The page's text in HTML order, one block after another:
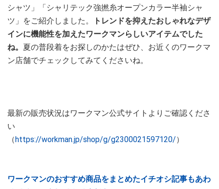
シャツ」「シャリテック強撚糸オープンカラー半袖シャ
ツ」をご紹介しました。
トレンドを抑えたおしゃれなデザ
インに機能性を加えたワークマンらしいアイテムでした
ね。 夏の普段着をお探しのかたはぜひ、お近くのワークマ
ン店舗でチェックしてみてくださいね。
最新の販売状況はワークマン公式サイトよりご確認くださ
い
（ https://workman.jp/shop/g/g2300021597120/）
ワークマンのおすすめ商品をまとめたイチオシ記事もあわ